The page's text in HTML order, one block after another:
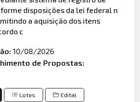
disposições da lei federal n
a aquisição dos itens
c
10/08/2026
de Propostas:
Lotes Edital